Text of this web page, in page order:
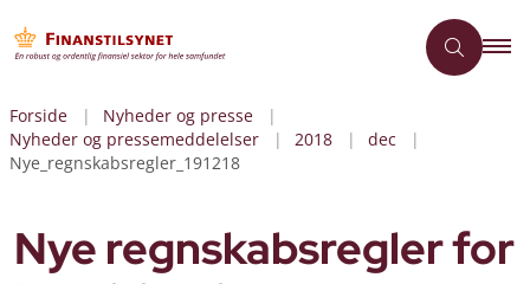
Forside
Nyheder og presse
Nyheder og pressemeddelelser
2018
dec
Nye_regnskabsregler_191218
Nye regnskabsregler for